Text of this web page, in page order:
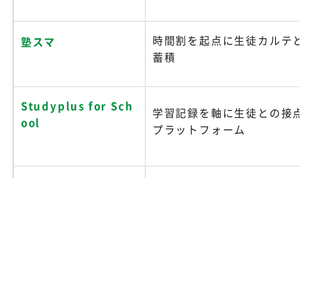
塾スマ
時間割を起点に生徒カルテと
蓄積
Studyplus for Sch
ool
学習記録を軸に生徒との接点
プラットフォーム